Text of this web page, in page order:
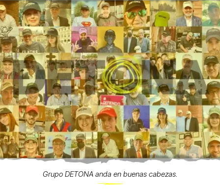
Grupo DETONA anda en buenas cabezas.